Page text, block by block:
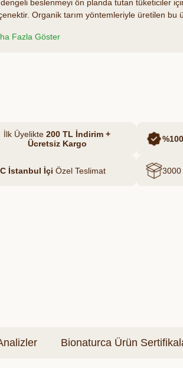
beslenmeyi ön planda tutan tüketiciler
Organik tarım yöntemleriyle üretilen bu
profili sunar. Beyorganik'in sağlıklı yaşamı
Fazla Göster
İlk Üyelikte 200 TL İndirim +
Ücretsiz Kargo
%100
İstanbul İçi Özel Teslimat 3000
Bionaturca Ürün